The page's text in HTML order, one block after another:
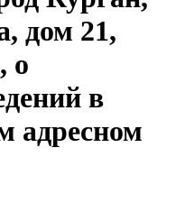
дом 21,
о
в
адресном